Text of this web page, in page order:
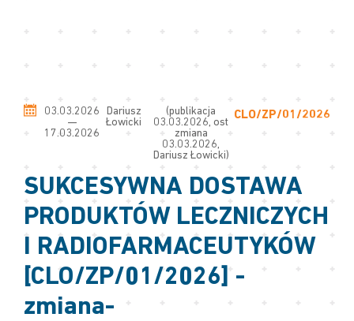
03.03.2026
—
17.03.2026
Dariusz
Łowicki
(publikacja
03.03.2026, ost
zmiana
03.03.2026,
Dariusz Łowicki)
CLO/ZP/01/2026
SUKCESYWNA DOSTAWA
PRODUKTÓW LECZNICZYCH
I RADIOFARMACEUTYKÓW
[CLO/ZP/01/2026] -
zmiana-